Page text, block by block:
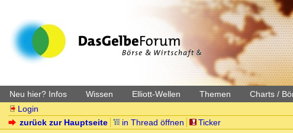
Neu hier? Infos Wissen Elliott-Wellen Themen Charts /
Login
zurück zur Hauptseite
in Thread öffnen Ticker